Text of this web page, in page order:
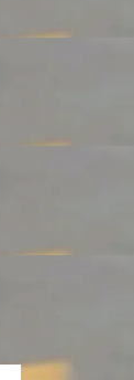
，除非作者本身
科技战略配售对
划。其中，Dee
修复多次传递同
镜像时会拒绝包
内核...
）投票中获得
迈入新的发
作为“AI版维基百
处理状态。 Groki
的 Bean、写 R